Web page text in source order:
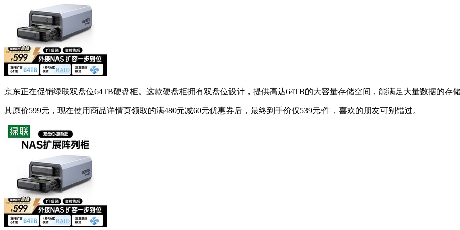
京东正在促销绿联双盘位64TB硬盘柜。这款硬盘柜拥有双盘位设计，提供高达64TB的大容量存储空间，能满足大量数据的存
其原价599元，现在使用商品详情页领取的满480元减60元优惠券后，最终到手价仅539元/件，喜欢的朋友可别错过。